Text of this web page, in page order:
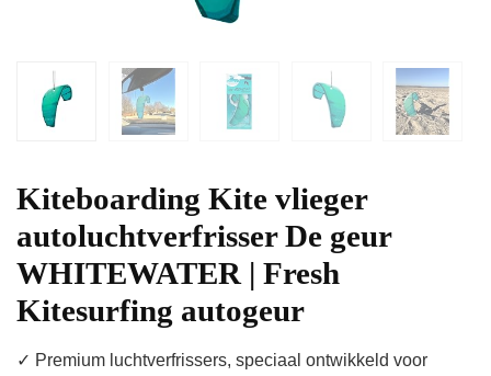
Kiteboarding Kite vlieger
autoluchtverfrisser De geur
WHITEWATER | Fresh
Kitesurfing autogeur
✓ Premium luchtverfrissers, speciaal ontwikkeld voor